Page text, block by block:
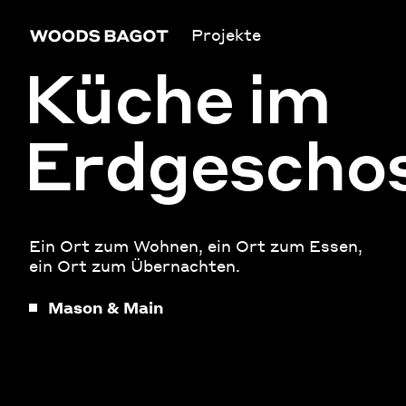
Projekte
Küche im
Ein Ort zum Wohnen, ein Ort zum Essen,
ein Ort zum Übernachten.
Mason & Main